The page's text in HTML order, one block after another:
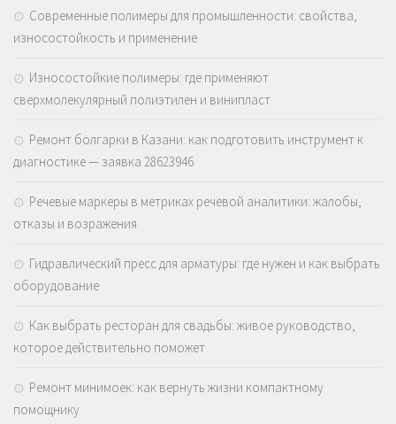
Современные полимеры для промышленности: свойства,
износостойкость и применение
Износостойкие полимеры: где применяют
сверхмолекулярный полиэтилен и винипласт
Ремонт болгарки в Казани: как подготовить инструмент к
диагностике — заявка 28623946
Речевые маркеры в метриках речевой аналитики: жалобы,
отказы и возражения
Гидравлический пресс для арматуры: где нужен и как выбрать
оборудование
Как выбрать ресторан для свадьбы: живое руководство,
которое действительно поможет
Ремонт минимоек: как вернуть жизни компактному
помощнику